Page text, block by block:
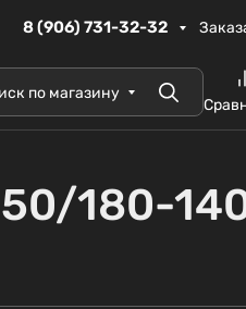
8 (906) 731-32-32
по магазину Поиск
180-